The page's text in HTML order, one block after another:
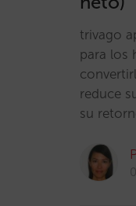
trivago
para los
reduce
su